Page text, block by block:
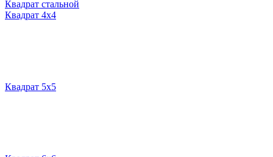
Квадрат стальной
Квадрат 4х4
Квадрат 5х5